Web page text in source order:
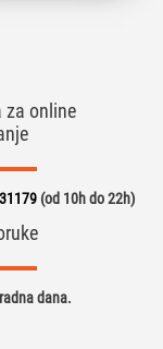
za online
(od 10h do 22h)
dana.